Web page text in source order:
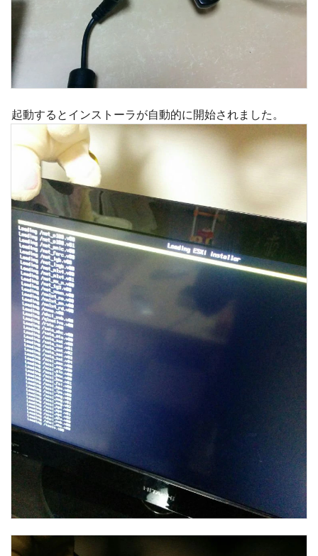
起動するとインストーラが自動的に開始されました。